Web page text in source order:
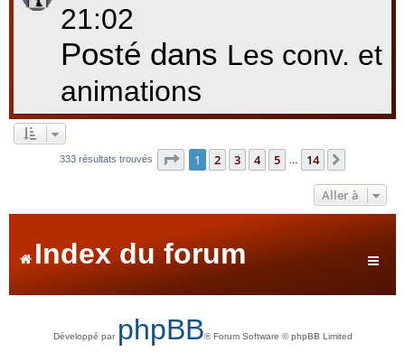
21:02
Posté dans Les conv. et
animations
333 résultats trouvés Page 1sur14
1 2 3 4 5 14
Aller à
Index du forum
Développé par phpBB® Forum Software © phpBB Limited